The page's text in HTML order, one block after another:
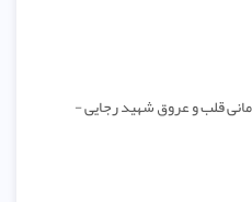
قلب و عروق شهید رجایی -